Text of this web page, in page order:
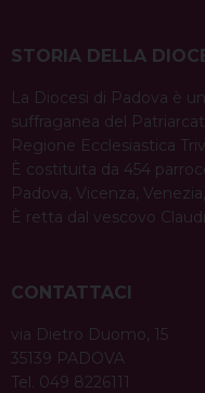
STORIA DELLA
La Diocesi di Padova è
suffraganea del
Regione Ecclesiastica
È costituita da 454
Padova, Vicenza,
È retta dal vescovo
CONTATTACI
via Dietro Duomo, 15
35139 PADOVA
Tel. 049 8226111